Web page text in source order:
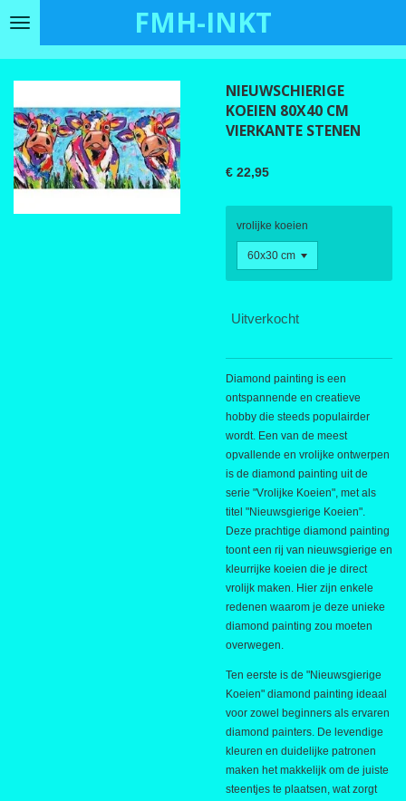
Ga
FMH-INKT
NIEUWSCHIERIGE
KOEIEN 80X40 CM
VIERKANTE STENEN
€ 22,95
vrolijke koeien
Uitverkocht
Diamond painting is een
ontspannende en creatieve
hobby die steeds populairder
wordt. Een van de meest
opvallende en vrolijke ontwerpen
is de diamond painting uit de
serie "Vrolijke Koeien", met als
titel "Nieuwsgierige Koeien".
Deze prachtige diamond painting
toont een rij van nieuwsgierige en
kleurrijke koeien die je direct
vrolijk maken. Hier zijn enkele
redenen waarom je deze unieke
diamond painting zou moeten
overwegen.
Ten eerste is de "Nieuwsgierige
Koeien" diamond painting ideaal
voor zowel beginners als ervaren
diamond painters. De levendige
kleuren en duidelijke patronen
maken het makkelijk om de juiste
steentjes te plaatsen, wat zorgt